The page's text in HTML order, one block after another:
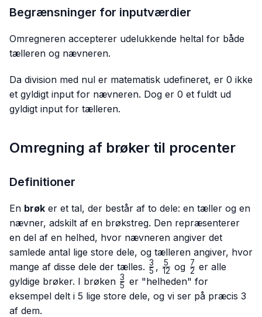
Begrænsninger for inputværdier
Omregneren accepterer udelukkende heltal for både
tælleren og nævneren.
Da division med nul er matematisk udefineret, er 0 ikke
et gyldigt input for nævneren. Dog er 0 et fuldt ud
gyldigt input for tælleren.
Omregning af brøker til procenter
Definitioner
En brøk er et tal, der består af to dele: en tæller og en
nævner, adskilt af en brøkstreg. Den repræsenterer
en del af en helhed, hvor nævneren angiver det
samlede antal lige store dele, og tælleren angiver, hvor
mange af disse dele der tælles. \frac{3}
{5}
5
3 , \frac{5}
{12}
12
5 og \frac{7}
{2}
2
7 er alle
gyldige brøker. I brøken \frac{3}
{5}
5
3 er "helheden" for
eksempel delt i 5 lige store dele, og vi ser på præcis 3
af dem.